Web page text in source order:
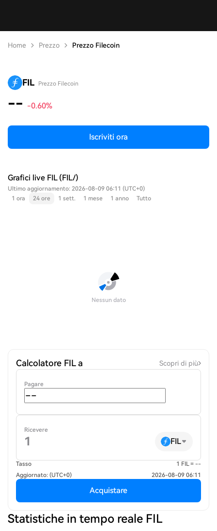
Home Prezzo Prezzo Filecoin
FIL Prezzo Filecoin
-- -0.60%
Iscriviti ora
Grafici live FIL (FIL/)
Ultimo aggiornamento: 2026-08-09 06:11 (UTC+0)
1 ora
24 ore 1 sett. 1 mese 1 anno Tutto
Nessun dato
Calcolatore FIL a Scopri di più
Pagare
Ricevere
FIL
Tasso
1 FIL = --
Aggiornato: (UTC+0)
2026-08-09 06:11
Acquistare
Statistiche in tempo reale FIL